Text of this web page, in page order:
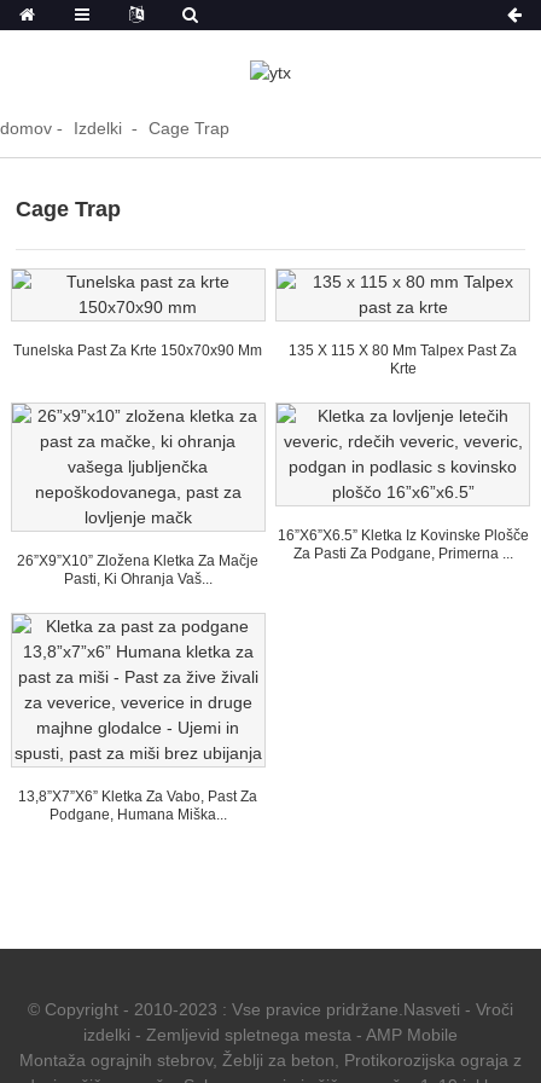
domov Izdelki Cage Trap
Cage Trap
Tunelska Past Za Krte 150x70x90 Mm
135 X 115 X 80 Mm Talpex Past Za
Krte
26”x9”x10” Zložena Kletka Za Mačje
Pasti, Ki Ohranja Vaš...
16”x6”x6.5” Kletka Iz Kovinske Plošče
Za Pasti Za Podgane, Primerna ...
13,8”x7”x6” Kletka Za Vabo, Past Za
Podgane, Humana Miška...
© Copyright - 2010-2023 : Vse pravice pridržane. Nasveti - Vroči
izdelki - Zemljevid spletnega mesta - AMP Mobile
Montaža ograjnih stebrov, Žeblji za beton
Protikorozijska ograja z